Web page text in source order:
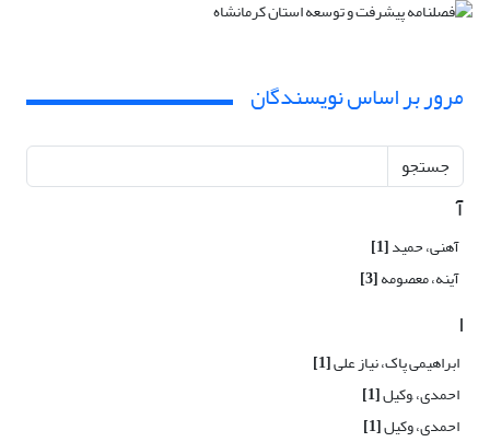
مرور بر اساس نویسندگان
جستجو
آ
آهنی، حمید[1]
آینه، معصومه[3]
ا
ابراهیمی پاک، نیاز علی[1]
احمدی، ,وکیل[1]
احمدی، وکیل[1]